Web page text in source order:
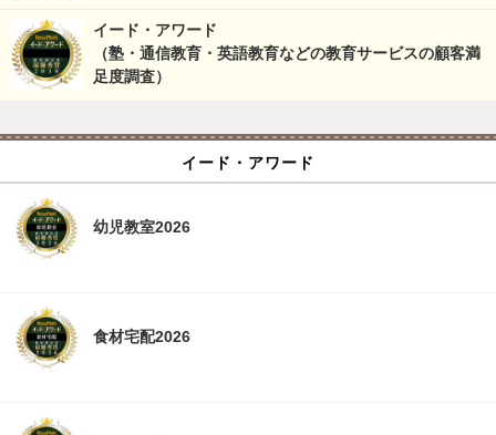
イード・アワード
（塾・通信教育・英語教育などの教育サービスの顧客満
足度調査）
イード・アワード
幼児教室2026
食材宅配2026